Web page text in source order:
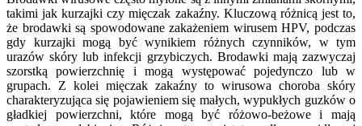
takimi jak kurzajki czy mięczak zakaźny. Kluczową różnicą jest to,
że brodawki są spowodowane zakażeniem wirusem HPV, podczas
gdy kurzajki mogą być wynikiem różnych czynników, w tym
urazów skóry lub infekcji grzybiczych. Brodawki mają zazwyczaj
szorstką powierzchnię i mogą występować pojedynczo lub w
grupach. Z kolei mięczak zakaźny to wirusowa choroba skóry
charakteryzująca się pojawieniem się małych, wypukłych guzków o
gładkiej powierzchni, które mogą być różowo-beżowe i mają